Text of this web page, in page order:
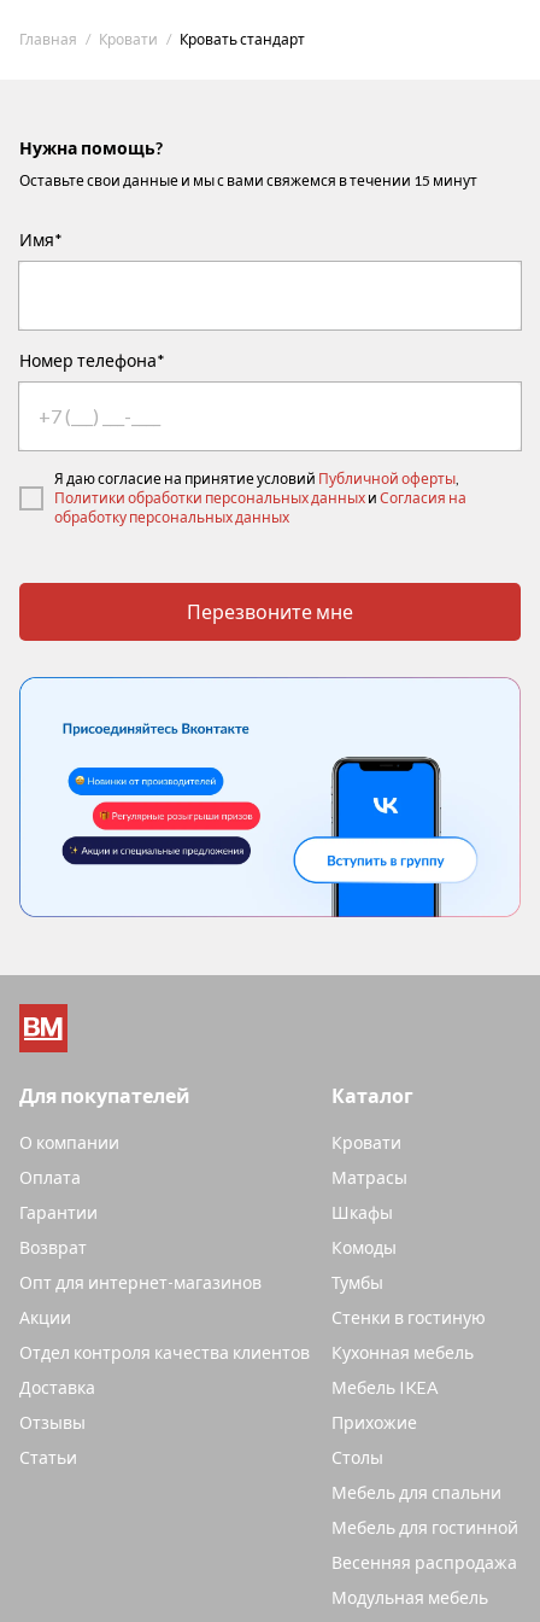
Главная Кровати Кровать стандарт
Нужна помощь?
Оставьте свои данные и мы с вами свяжемся в течении 15 минут
Имя*
Номер телефона*
Я даю согласие на принятие условий Публичной оферты,
Политики обработки персональных данных и Согласия на
обработку персональных данных
Перезвоните мне
Каталог
Кровати
Матрасы
Шкафы
Комоды
Тумбы
Стенки в гостиную
Кухонная мебель
Мебель IKEA
Прихожие
Столы
Мебель для спальни
Мебель для гостинной
Весенняя распродажа
Модульная мебель
Для покупателей
О компании
Оплата
Гарантии
Возврат
Опт для интернет-магазинов
Акции
Отдел контроля качества клиентов
Доставка
Отзывы
Статьи